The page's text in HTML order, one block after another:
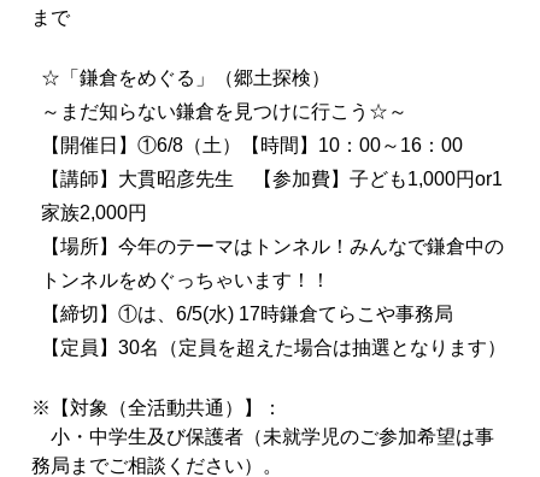
まで
☆「鎌倉をめぐる」（郷土探検）
～まだ知らない鎌倉を見つけに行こう☆～
【開催日】①6/8（土）【時間】10：00～16：00
【講師】大貫昭彦先生 【参加費】子ども1,000円or1
家族2,000円
【場所】今年のテーマはトンネル！みんなで鎌倉中の
トンネルをめぐっちゃいます！！
【締切】①は、6/5(水) 17時鎌倉てらこや事務局
【定員】30名（定員を超えた場合は抽選となります）
※【対象（全活動共通）】：
小・中学生及び保護者 （未就学児のご参加希望は事
務局までご相談 ください）。